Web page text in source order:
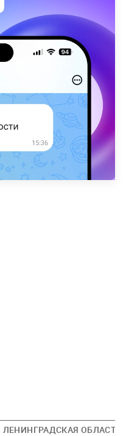
ЛЕНИНГРАДСКАЯ ОБЛАСТЬ